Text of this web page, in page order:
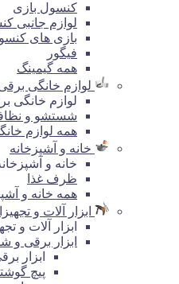
کنسول بازی
لوازم جانبی
بازی های
فیگور
همه گیمینگ
لوازم خانگی
لوازم خانگی
شستشو و
همه لوازم
خانه و آشپزخانه
خانه و
ظرف غذا
همه خانه و
ابزار آلات و
ابزار آلات و
ابزار برقی و
ابزار
پیچ